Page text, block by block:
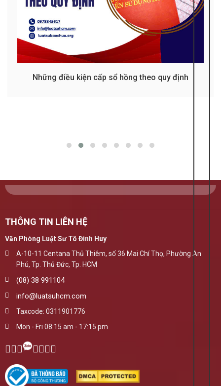
Những điều kiện cấp sổ hồng theo quy định
THÔNG TIN LIÊN HỆ
Văn Phòng Luật Sư Tô Đình Huy
A-10-11 Centana Thủ Thiêm, số 36 Mai Chí Thọ, Phường An
Phú, Tp. Thủ Đức, Tp. HCM
(08) 38 991104
info@luatsuhcm.com
Taxcode: 0311901776
Mon - Fri 08:15 am - 17:15 pm